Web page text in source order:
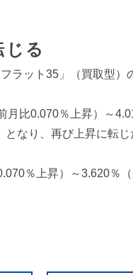
る
ラット35」（買取型）
比0.070％上昇）～
なり、再び上昇に転じ
％上昇）～3.620％